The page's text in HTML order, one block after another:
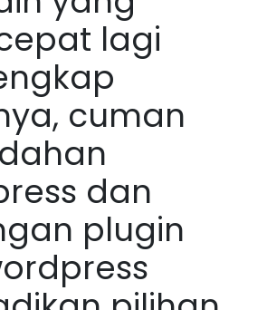
lagi
cuman
dan
plugin